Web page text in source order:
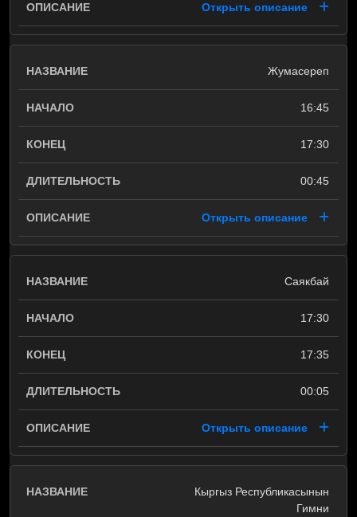
Открыть описание
Жумасереп
16:45
17:30
00:45
Открыть описание
Саякбай
17:30
17:35
00:05
Открыть описание
Кыргыз Республикасынын
Гимни